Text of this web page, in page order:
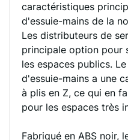
caractéristiques
d'essuie-mains de la
Les distributeurs de
principale option pour
les espaces publics.
d'essuie-mains a une
à plis en Z, ce qui en
pour les espaces très
Fabriqué en ABS noir,